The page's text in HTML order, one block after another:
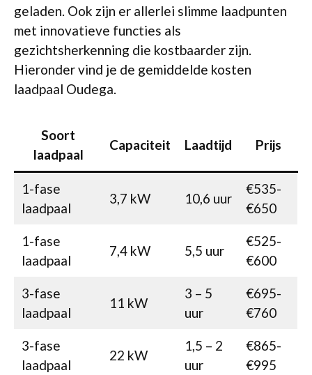
geladen. Ook zijn er allerlei slimme laadpunten
met innovatieve functies als
gezichtsherkenning die kostbaarder zijn.
Hieronder vind je de gemiddelde kosten
laadpaal Oudega.
Soort
laadpaal
Capaciteit Laadtijd Prijs
1-fase
laadpaal
3,7 kW 10,6 uur
€535-
€650
1-fase
laadpaal
7,4 kW 5,5 uur
€525-
€600
3-fase
laadpaal
11 kW
3 – 5
uur
€695-
€760
3-fase
laadpaal
22 kW
1,5 – 2
uur
€865-
€995